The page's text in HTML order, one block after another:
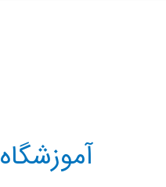
آموزشگاه EPLAN